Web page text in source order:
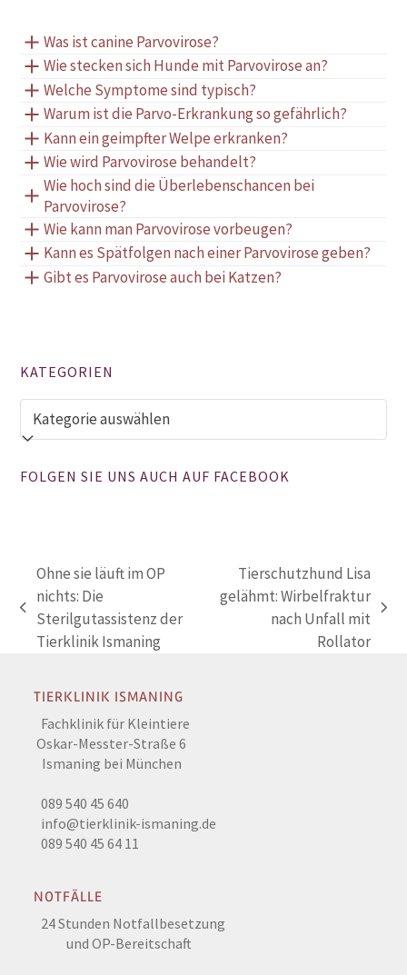
Was ist canine Parvovirose?
Wie stecken sich Hunde mitParvovirosean?
Welche Symptome sind typisch?
Warum ist die Parvo-Erkrankung so gefährlich?
Kann ein geimpfter Welpe erkranken?
Wie wird Parvovirose behandelt?
Wie hoch sind die Überlebenschancen bei
Parvovirose?
Wie kann man Parvovirosevorbeugen?
Kann es Spätfolgen nach einerParvovirosegeben?
Gibt es Parvoviroseauch bei Katzen?
KATEGORIEN
Kategorien
FOLGEN SIE UNS AUCH AUF FACEBOOK
vorheriger
Beitrag:
Ohne sie läuft im OP
nichts: Die
Sterilgutassistenz der
Tierklinik Ismaning
Nächster
Tierschutzhund Lisa
gelähmt: Wirbelfraktur
nach Unfall mit
Rollator
TIERKLINIK ISMANING
Fachklinik für Kleintiere
Oskar-Messter-Straße 6
Ismaning bei München
089 540 45 640
info@tierklinik-ismaning.de
089 540 45 64 11
NOTFÄLLE
24 Stunden Notfallbesetzung
und OP-Bereitschaft